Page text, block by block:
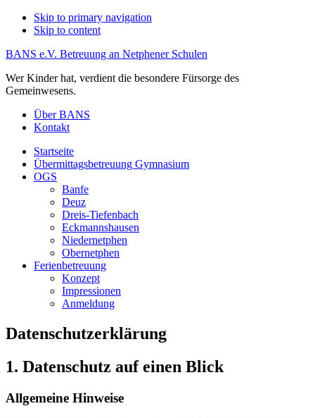
Skip to primary navigation
Skip to content
BANS e.V. Betreuung an Netphener Schulen
Wer Kinder hat, verdient die besondere Fürsorge des
Gemeinwesens.
Über BANS
Kontakt
Startseite
Übermittagsbetreuung Gymnasium
OGS
Banfe
Deuz
Dreis-Tiefenbach
Eckmannshausen
Niedernetphen
Obernetphen
Ferienbetreuung
Konzept
Impressionen
Anmeldung
Datenschutzerklärung
1. Datenschutz auf einen Blick
Allgemeine Hinweise